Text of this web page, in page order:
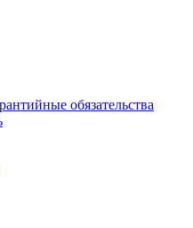
обязательства